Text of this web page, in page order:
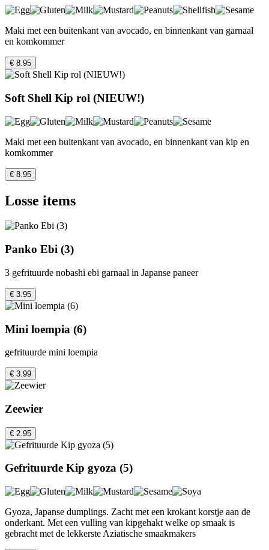
Maki met een buitenkant van avocado, en binnenkant van garnaal
en komkommer
€ 8.95
Soft Shell Kip rol (NIEUW!)
Maki met een buitenkant van avocado, en binnenkant van kip en
komkommer
€ 8.95
Losse items
Panko Ebi (3)
3 gefrituurde nobashi ebi garnaal in Japanse paneer
€ 3.95
Mini loempia (6)
gefrituurde mini loempia
€ 3.99
Zeewier
€ 2.95
Gefrituurde Kip gyoza (5)
Gyoza, Japanse dumplings. Zacht met een krokant korstje aan de
onderkant. Met een vulling van kipgehakt welke op smaak is
gebracht met de lekkerste Aziatische smaakmakers